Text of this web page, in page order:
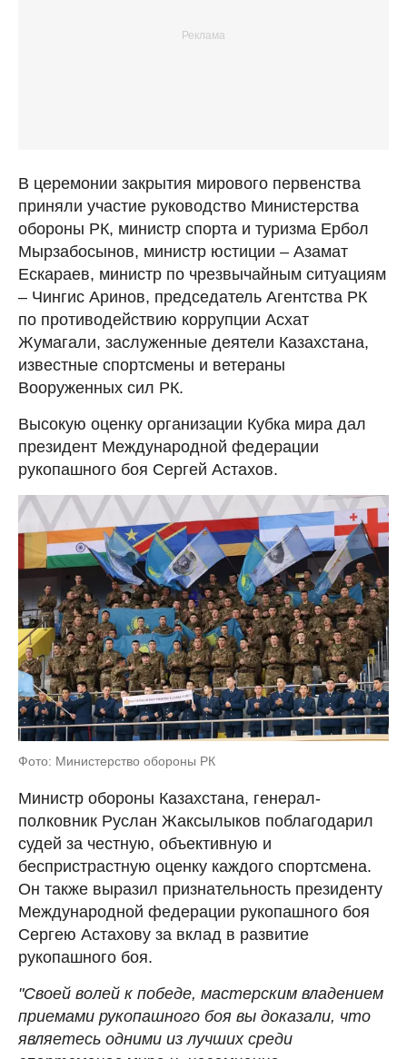
В церемонии закрытия мирового первенства
приняли участие руководство Министерства
обороны РК, министр спорта и туризма Ербол
Мырзабосынов, министр юстиции – Азамат
Ескараев, министр по чрезвычайным ситуациям
– Чингис Аринов, председатель Агентства РК
по противодействию коррупции Асхат
Жумагали, заслуженные деятели Казахстана,
известные спортсмены и ветераны
Вооруженных сил РК.
Высокую оценку организации Кубка мира дал
президент Международной федерации
рукопашного боя Сергей Астахов.
Фото: Министерство обороны РК
Министр обороны Казахстана, генерал-
полковник Руслан Жаксылыков поблагодарил
судей за честную, объективную и
беспристрастную оценку каждого спортсмена.
Он также выразил признательность президенту
Международной федерации рукопашного боя
Сергею Астахову за вклад в развитие
рукопашного боя.
"Своей волей к победе, мастерским владением
приемами рукопашного боя вы доказали, что
являетесь одними из лучших среди